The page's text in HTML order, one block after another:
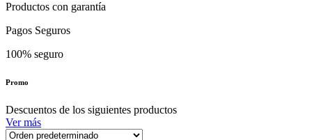
Productos con garantía
Pagos Seguros
100% seguro
Promo
Descuentos de los siguientes productos
Ver más